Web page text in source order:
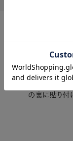
和光
クロックや写
ただくことで
の裏に貼り付